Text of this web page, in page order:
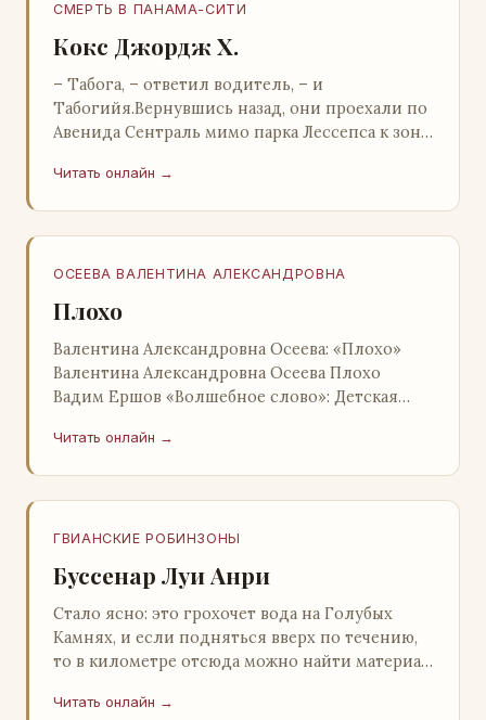
СМЕРТЬ В ПАНАМА-СИТИ
Кокс Джордж Х.
– Табога, – ответил водитель, – и
Табогийя.Вернувшись назад, они проехали по
Авенида Сентраль мимо парка Лессепса к зоне
отель…
Читать онлайн →
ОСЕЕВА ВАЛЕНТИНА АЛЕКСАНДРОВНА
Плохо
Валентина Александровна Осеева: «Плохо»
Валентина Александровна Осеева Плохо
Вадим Ершов «Волшебное слово»: Детская
Александровна ОСЕЕВ…
Читать онлайн →
ГВИАНСКИЕ РОБИНЗОНЫ
Буссенар Луи Анри
Стало ясно: это грохочет вода на Голубых
Камнях, и если подняться вверх по течению,
то в километре отсюда можно найти материал
крас…
Читать онлайн →